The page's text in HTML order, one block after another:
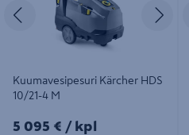
Edellinen
Kuumavesipesuri Kärcher HDS
10/21-4 M
5095€/kpl
5 095 € / kpl